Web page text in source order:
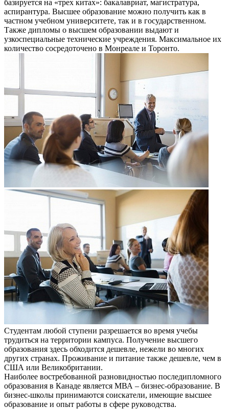
базируется на «трех китах»: бакалавриат, магистратура,
аспирантура. Высшее образование можно получить как в
частном учебном университете, так и в государственном.
Также дипломы о высшем образовании выдают и
узкоспециальные технические учреждения. Максимальное их
количество сосредоточено в Монреале и Торонто.
Студентам любой ступени разрешается во время учебы
трудиться на территории кампуса. Получение высшего
образования здесь обходится дешевле, нежели во многих
других странах. Проживание и питание также дешевле, чем в
США или Великобритании.
Наиболее востребованной разновидностью последипломного
образования в Канаде является МВА – бизнес-образование. В
бизнес-школы принимаются соискатели, имеющие высшее
образование и опыт работы в сфере руководства.